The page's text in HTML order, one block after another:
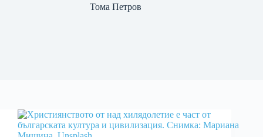
Тома Петров